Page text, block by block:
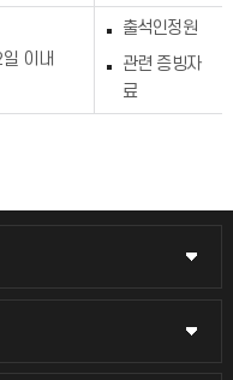
이내
출석인정원
관련 증빙자
료